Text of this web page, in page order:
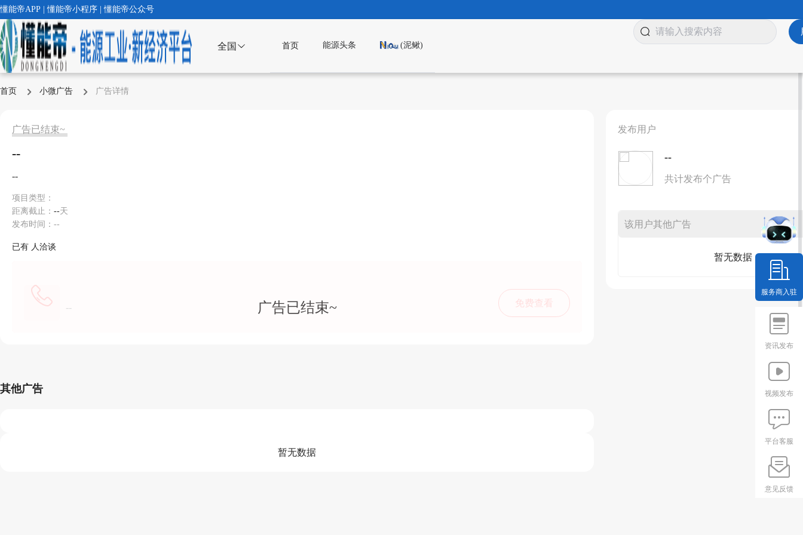
懂能帝APP | 懂能帝小程序 | 懂能帝公众号
全国 首页 能源头条 (泥鳅)
服务商入驻
资讯发布
视频发布
平台客服
意见反馈
首页 小微广告 广告详情
广告已结束~
--
--
项目类型：
距离截止： --天
发布时间：--
已有 人洽谈
-- 免费查看
广告已结束~
其他广告
暂无数据
发布用户
--
共计发布个广告
该用户其他广告
暂无数据